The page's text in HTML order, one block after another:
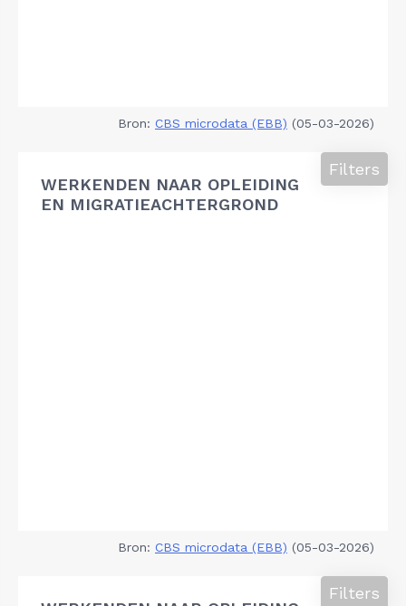
Bron: CBS microdata (EBB) (05-03-2026)
WERKENDEN NAAR OPLEIDING
EN MIGRATIEACHTERGROND
Filters
Bron: CBS microdata (EBB) (05-03-2026)
Filters